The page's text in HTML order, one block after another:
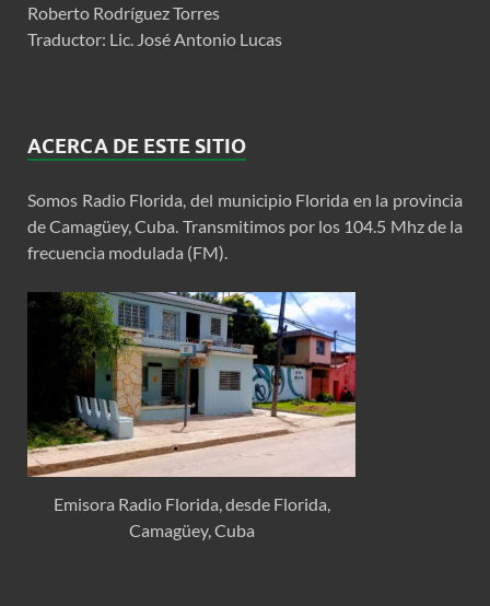
Roberto Rodríguez Torres
Traductor: Lic. José Antonio Lucas
ACERCA DE ESTE SITIO
Somos Radio Florida, del municipio Florida en la provincia
de Camagüey, Cuba. Transmitimos por los 104.5 Mhz de la
frecuencia modulada (FM).
Emisora Radio Florida, desde Florida,
Camagüey, Cuba